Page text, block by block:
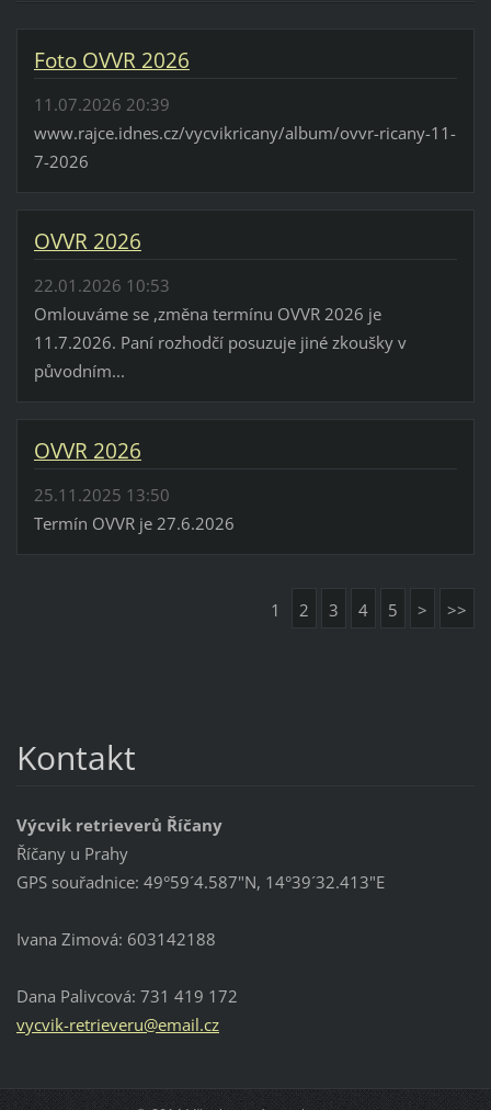
Foto OVVR 2026
11.07.2026 20:39
www.rajce.idnes.cz/vycvikricany/album/ovvr-ricany-11-
7-2026
OVVR 2026
22.01.2026 10:53
Omlouváme se ,změna termínu OVVR 2026 je
11.7.2026. Paní rozhodčí posuzuje jiné zkoušky v
původním...
OVVR 2026
25.11.2025 13:50
Termín OVVR je 27.6.2026
1 2 3 4 5 > >>
Kontakt
Výcvik retrieverů Říčany
Říčany u Prahy
GPS souřadnice: 49°59´4.587"N, 14°39´32.413"E
Ivana Zimová: 603142188
Dana Palivcová: 731 419 172
vycvik-retrieveru@email.cz